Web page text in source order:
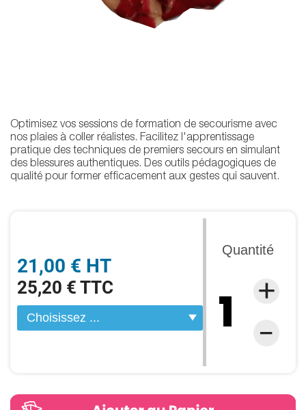
21,00 € HT
25,20 € TTC
Quantité
Optimisez vos sessions de formation de secourisme avec
nos plaies à coller réalistes. Facilitez l'apprentissage
pratique des techniques de premiers secours en simulant
des blessures authentiques. Des outils pédagogiques de
qualité pour former efficacement aux gestes qui sauvent.